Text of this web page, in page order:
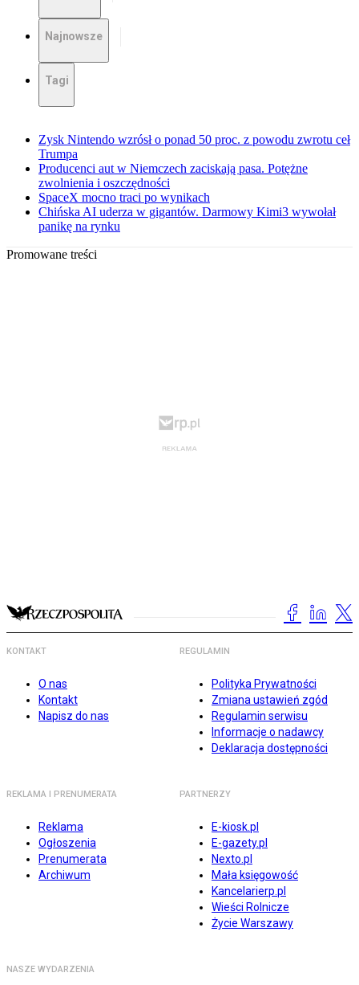
Najnowsze
Tagi
Zysk Nintendo wzrósł o ponad 50 proc. z powodu zwrotu ceł
Trumpa
Producenci aut w Niemczech zaciskają pasa. Potężne
zwolnienia i oszczędności
SpaceX mocno traci po wynikach
Chińska AI uderza w gigantów. Darmowy Kimi3 wywołał
panikę na rynku
Promowane treści
KONTAKT
O nas
Kontakt
Napisz do nas
REGULAMIN
Polityka Prywatności
Zmiana ustawień zgód
Regulamin serwisu
Informacje o nadawcy
Deklaracja dostępności
REKLAMA I PRENUMERATA
Reklama
Ogłoszenia
Prenumerata
Archiwum
PARTNERZY
E-kiosk.pl
E-gazety.pl
Nexto.pl
Mała księgowość
Kancelarierp.pl
Wieści Rolnicze
Życie Warszawy
NASZE WYDARZENIA